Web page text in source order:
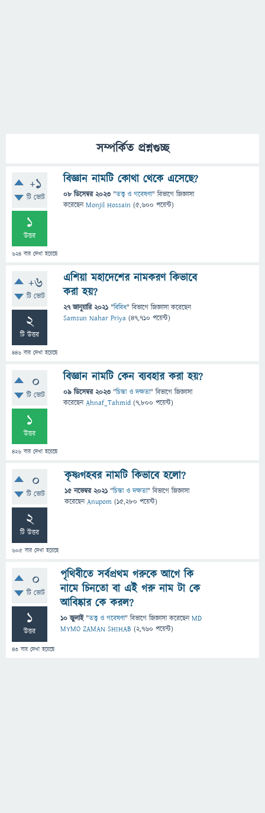
সম্পর্কিত প্রশ্নগুচ্ছ
+1
টি ভোট
1
উত্তর
624 বার দেখা হয়েছে
বিজ্ঞান নামটি কোথা থেকে এসেছে?
08 ডিসেম্বর 2023 "তত্ত্ব ও গবেষণা" বিভাগে জিজ্ঞাসা
করেছেনMonjil Hossain (5,600 পয়েন্ট)
+6
টি ভোট
2
টি উত্তর
446 বার দেখা হয়েছে
এশিয়া মহাদেশের নামকরণ কিভাবে
করা হয়?
27 জানুয়ারি 2021 "বিবিধ" বিভাগে জিজ্ঞাসাকরেছেন
Samsun Nahar Priya (47,710 পয়েন্ট)
0
টি ভোট
1
উত্তর
426 বার দেখা হয়েছে
বিজ্ঞান নামটি কেন ব্যবহার করা হয়?
09 ডিসেম্বর 2023 "চিন্তা ও দক্ষতা" বিভাগে জিজ্ঞাসা
করেছেনAhnaf_Tahmid (7,800 পয়েন্ট)
0
টি ভোট
2
টি উত্তর
605 বার দেখা হয়েছে
কৃষ্ণগহবর নামটি কিভাবে হলো?
15 নভেম্বর 2021 "চিন্তা ও দক্ষতা" বিভাগে জিজ্ঞাসা
করেছেনAnupom (15,280 পয়েন্ট)
0
টি ভোট
1
উত্তর
43 বার দেখা হয়েছে
পৃথিবীতে সর্বপ্রথম গরুকে আগে কি
নামে চিনতো বা এই গরু নাম টা কে
আবিষ্কার কে করল?
10 জুলাই "তত্ত্ব ও গবেষণা" বিভাগে জিজ্ঞাসাকরেছেনMD
MYMO ZAMAN SHIHAB (2,760 পয়েন্ট)